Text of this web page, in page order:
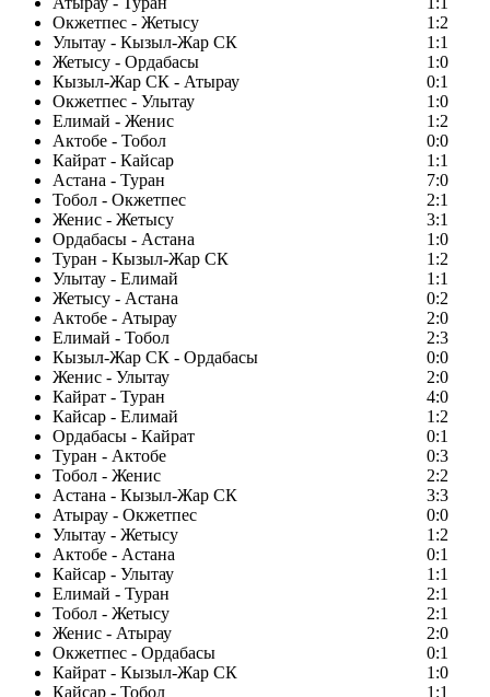
Окжетпес - Жетысу
1:2
Улытау - Кызыл-Жар СК
1:1
Жетысу - Ордабасы
1:0
Кызыл-Жар СК - Атырау
0:1
Окжетпес - Улытау
1:0
Елимай - Женис
1:2
Актобе - Тобол
0:0
Кайрат - Кайсар
1:1
Астана - Туран
7:0
Тобол - Окжетпес
2:1
Женис - Жетысу
3:1
Ордабасы - Астана
1:0
Туран - Кызыл-Жар СК
1:2
Улытау - Елимай
1:1
Жетысу - Астана
0:2
Актобе - Атырау
2:0
Елимай - Тобол
2:3
Кызыл-Жар СК - Ордабасы
0:0
Женис - Улытау
2:0
Кайрат - Туран
4:0
Кайсар - Елимай
1:2
Ордабасы - Кайрат
0:1
Туран - Актобе
0:3
Тобол - Женис
2:2
Астана - Кызыл-Жар СК
3:3
Атырау - Окжетпес
0:0
Улытау - Жетысу
1:2
Актобе - Астана
0:1
Кайсар - Улытау
1:1
Елимай - Туран
2:1
Тобол - Жетысу
2:1
Женис - Атырау
2:0
Окжетпес - Ордабасы
0:1
Кайрат - Кызыл-Жар СК
1:0
Кайсар - Тобол
1:1